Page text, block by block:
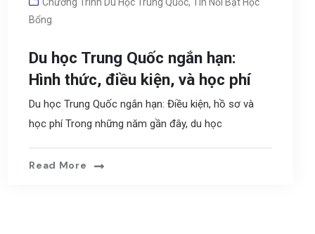
Bổng
Du học Trung Quốc ngắn hạn:
Hình thức, điều kiện, và học phí
Du học Trung Quốc ngắn hạn: Điều kiện, hồ sơ và
học phí Trong những năm gần đây, du học
Read More